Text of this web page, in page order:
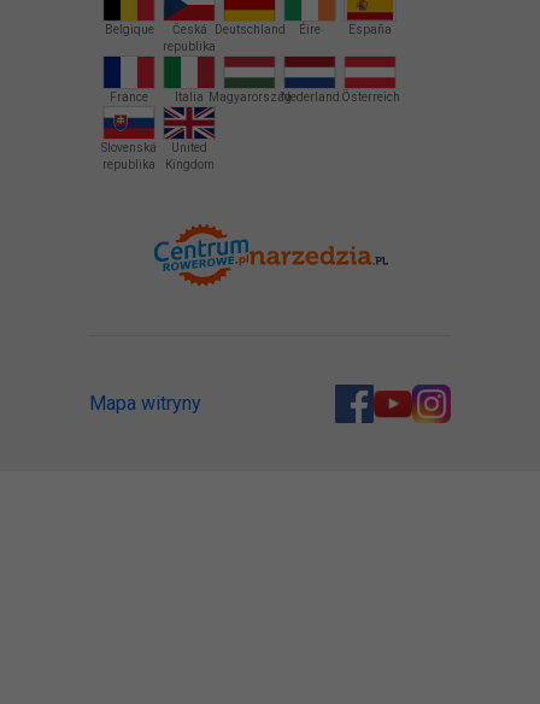
Belgique
Česká
republika
Deutschland Éire España
France Italia MagyarországNederland Österreich
Slovenská
republika
United
Kingdom
Mapa witryny